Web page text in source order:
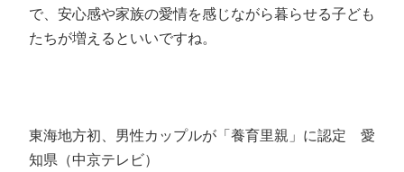
で、安心感や家族の愛情を感じながら暮らせる子ども
たちが増えるといいですね。
東海地方初、男性カップルが「養育里親」に認定 愛
知県（中京テレビ）